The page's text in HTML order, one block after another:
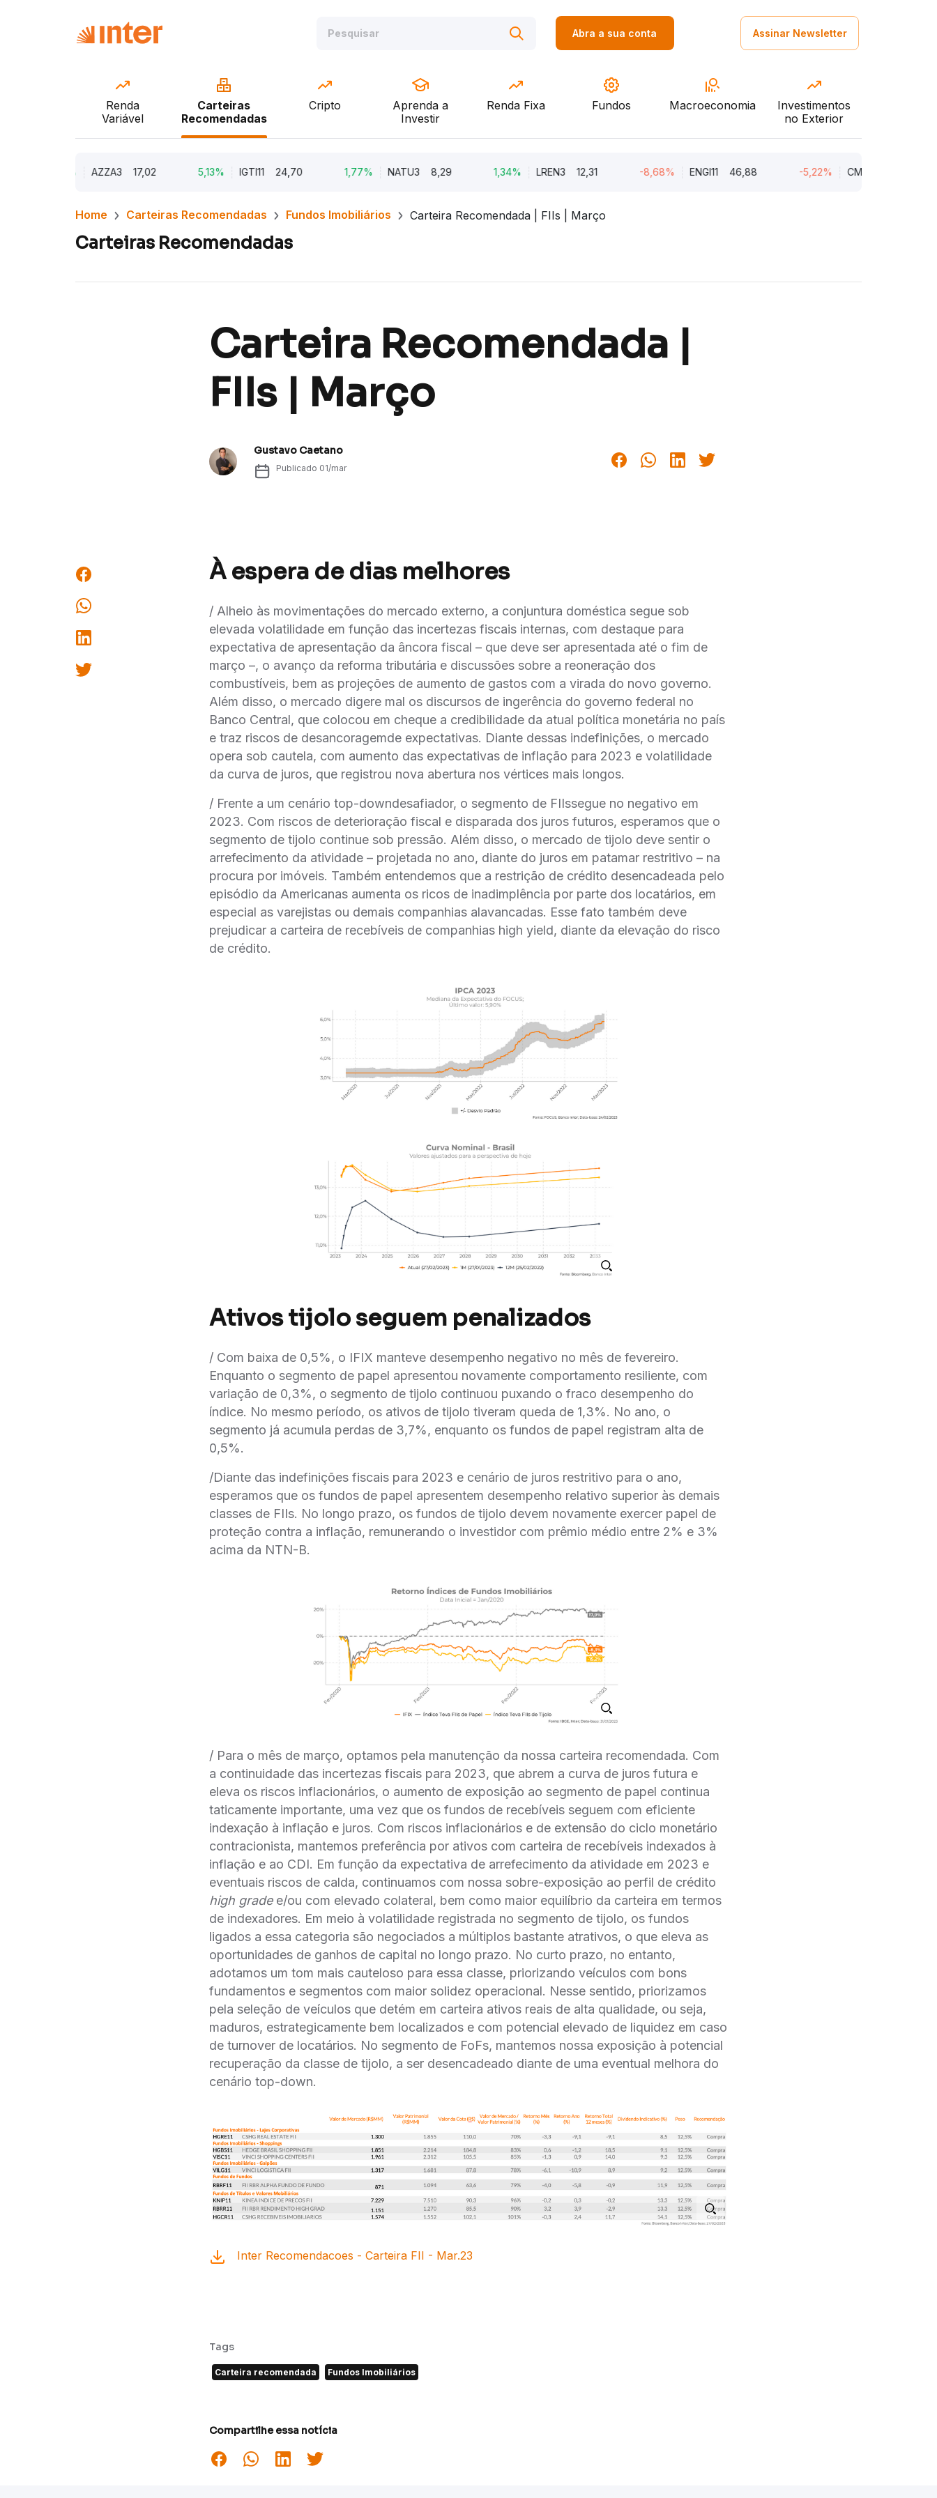
Abra a sua conta Assinar Newsletter
Renda
Variável
Carteiras
Recomendadas
Cripto
Aprenda a
Investir
Renda Fixa Fundos Macroeconomia
Investimentos
no Exterior
AZZA3 17,02 IGTI11 24,70 1,77% NATU3 8,29 1,34% LREN3 12,31 -8,68% ENGI11 46,88 -5,22% CMIN3 5,45
Home Carteiras Recomendadas Fundos Imobiliários Carteira Recomendada | FIIs | Março
Carteiras Recomendadas
Carteira Recomendada |
FIIs | Março
Gustavo Caetano
Publicado 01/mar
À espera de dias melhores
/ Alheio às movimentações do mercado externo, a conjuntura doméstica segue sob
elevada volatilidade em função das incertezas fiscais internas, com destaque para
expectativa de apresentação da âncora fiscal – que deve ser apresentada até o fim de
março –, o avanço da reforma tributária e discussões sobre a reoneração dos
combustíveis, bem as projeções de aumento de gastos com a virada do novo governo.
Além disso, o mercado digere mal os discursos de ingerência do governo federal no
Banco Central, que colocou em cheque a credibilidade da atual política monetária no país
e traz riscos de desancoragemde expectativas. Diante dessas indefinições, o mercado
opera sob cautela, com aumento das expectativas de inflação para 2023 e volatilidade
da curva de juros, que registrou nova abertura nos vértices mais longos.
/ Frente a um cenário top-downdesafiador, o segmento de FIIssegue no negativo em
2023. Com riscos de deterioração fiscal e disparada dos juros futuros, esperamos que o
segmento de tijolo continue sob pressão. Além disso, o mercado de tijolo deve sentir o
arrefecimento da atividade – projetada no ano, diante do juros em patamar restritivo – na
procura por imóveis. Também entendemos que a restrição de crédito desencadeada pelo
episódio da Americanas aumenta os ricos de inadimplência por parte dos locatários, em
especial as varejistas ou demais companhias alavancadas. Esse fato também deve
prejudicar a carteira de recebíveis de companhias high yield, diante da elevação do risco
de crédito.
Ativos tijolo seguem penalizados
/ Com baixa de 0,5%, o IFIX manteve desempenho negativo no mês de fevereiro.
Enquanto o segmento de papel apresentou novamente comportamento resiliente, com
variação de 0,3%, o segmento de tijolo continuou puxando o fraco desempenho do
índice. No mesmo período, os ativos de tijolo tiveram queda de 1,3%. No ano, o
segmento já acumula perdas de 3,7%, enquanto os fundos de papel registram alta de
0,5%.
/Diante das indefinições fiscais para 2023 e cenário de juros restritivo para o ano,
esperamos que os fundos de papel apresentem desempenho relativo superior às demais
classes de FIIs. No longo prazo, os fundos de tijolo devem novamente exercer papel de
proteção contra a inflação, remunerando o investidor com prêmio médio entre 2% e 3%
acima da NTN-B.
/ Para o mês de março, optamos pela manutenção da nossa carteira recomendada. Com
a continuidade das incertezas fiscais para 2023, que abrem a curva de juros futura e
eleva os riscos inflacionários, o aumento de exposição ao segmento de papel continua
taticamente importante, uma vez que os fundos de recebíveis seguem com eficiente
indexação à inflação e juros. Com riscos inflacionários e de extensão do ciclo monetário
contracionista, mantemos preferência por ativos com carteira de recebíveis indexados à
inflação e ao CDI. Em função da expectativa de arrefecimento da atividade em 2023 e
eventuais riscos de calda, continuamos com nossa sobre-exposição ao perfil de crédito
high grade e/ou com elevado colateral, bem como maior equilíbrio da carteira em termos
de indexadores. Em meio à volatilidade registrada no segmento de tijolo, os fundos
ligados a essa categoria são negociados a múltiplos bastante atrativos, o que eleva as
oportunidades de ganhos de capital no longo prazo. No curto prazo, no entanto,
adotamos um tom mais cauteloso para essa classe, priorizando veículos com bons
fundamentos e segmentos com maior solidez operacional. Nesse sentido, priorizamos
pela seleção de veículos que detém em carteira ativos reais de alta qualidade, ou seja,
maduros, estrategicamente bem localizados e com potencial elevado de liquidez em caso
de turnover de locatários. No segmento de FoFs, mantemos nossa exposição à potencial
recuperação da classe de tijolo, a ser desencadeado diante de uma eventual melhora do
cenário top-down.
Inter Recomendacoes - Carteira FII - Mar.23
Tags
Carteira recomendada Fundos Imobiliários
Compartilhe essa notícia